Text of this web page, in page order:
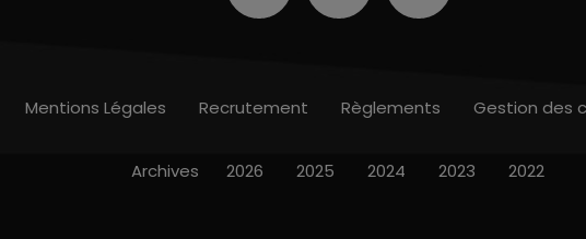
Mentions Légales Recrutement Règlements Gestion des
Archives 2026 2025 2024 2023 2022